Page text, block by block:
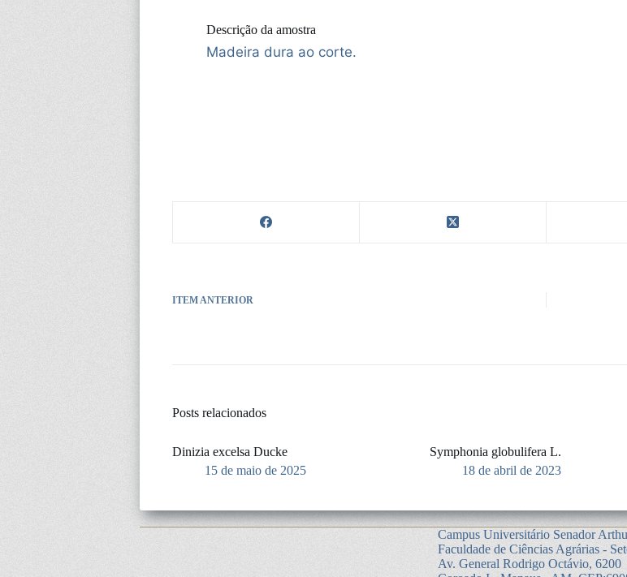
Descrição da amostra
Madeira dura ao corte.
ITEM ANTERIOR
Posts relacionados
Dinizia excelsa Ducke
15 de maio de 2025
Symphonia globulifera L.
18 de abril de 2023
Campus Universitário Senador
Faculdade de Ciências Agrárias -
Av. General Rodrigo Octávio, 6200